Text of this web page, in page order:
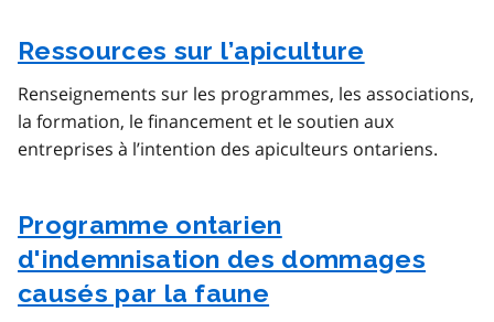
Ressources sur l’apiculture
Renseignements sur les programmes, les associations,
la formation, le financement et le soutien aux
entreprises à l’intention des apiculteurs ontariens.
Programme ontarien
d'indemnisation des dommages
causés par la faune